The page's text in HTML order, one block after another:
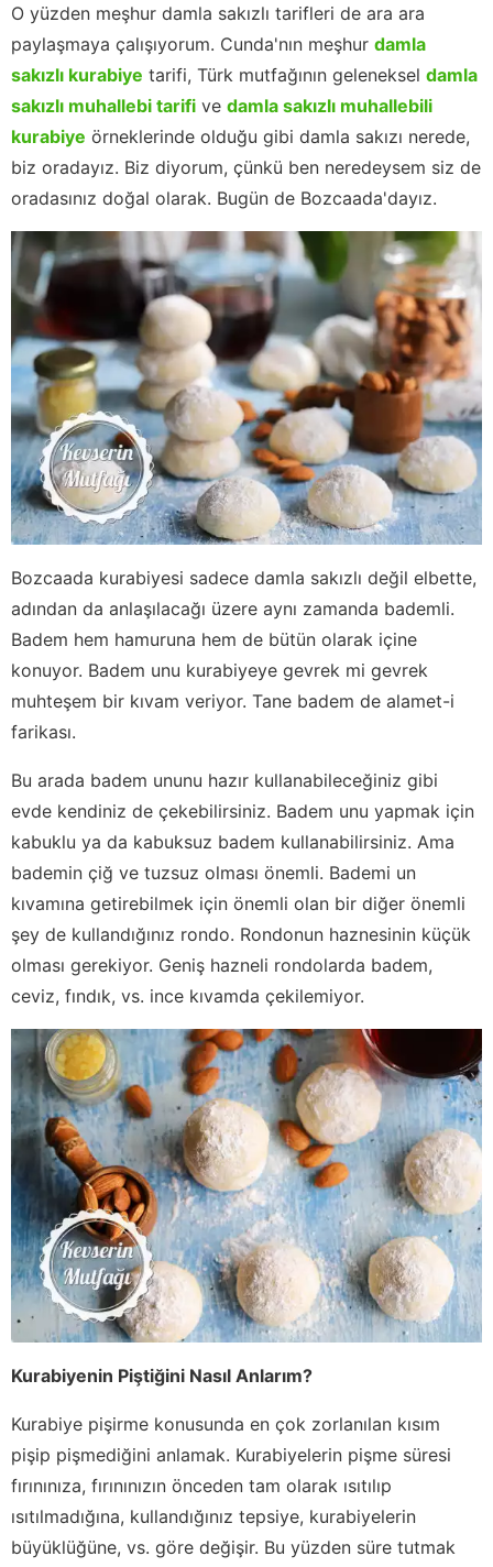
O yüzden meşhur damla sakızlı tarifleri de ara ara
paylaşmaya çalışıyorum. Cunda'nın meşhur damla
sakızlı kurabiye tarifi, Türk mutfağının geleneksel damla
sakızlı muhallebi tarifi ve damla sakızlı muhallebili
kurabiye örneklerinde olduğu gibi damla sakızı nerede,
biz oradayız. Biz diyorum, çünkü ben neredeysem siz de
oradasınız doğal olarak. Bugün de Bozcaada'dayız.
Bozcaada kurabiyesi sadece damla sakızlı değil elbette,
adından da anlaşılacağı üzere aynı zamanda bademli.
Badem hem hamuruna hem de bütün olarak içine
konuyor. Badem unu kurabiyeye gevrek mi gevrek
muhteşem bir kıvam veriyor. Tane badem de alamet-i
farikası.
Bu arada badem ununu hazır kullanabileceğiniz gibi
evde kendiniz de çekebilirsiniz. Badem unu yapmak için
kabuklu ya da kabuksuz badem kullanabilirsiniz. Ama
bademin çiğ ve tuzsuz olması önemli. Bademi un
kıvamına getirebilmek için önemli olan bir diğer önemli
şey de kullandığınız rondo. Rondonun haznesinin küçük
olması gerekiyor. Geniş hazneli rondolarda badem,
ceviz, fındık, vs. ince kıvamda çekilemiyor.
Kurabiyenin Piştiğini Nasıl Anlarım?
Kurabiye pişirme konusunda en çok zorlanılan kısım
pişip pişmediğini anlamak. Kurabiyelerin pişme süresi
fırınınıza, fırınınızın önceden tam olarak ısıtılıp
ısıtılmadığına, kullandığınız tepsiye, kurabiyelerin
büyüklüğüne, vs. göre değişir. Bu yüzden süre tutmak